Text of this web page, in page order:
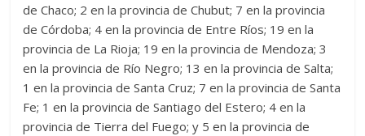
de Chaco; 2 en la provincia de Chubut; 7 en la provincia
de Córdoba; 4 en la provincia de Entre Ríos; 19 en la
provincia de La Rioja; 19 en la provincia de Mendoza; 3
en la provincia de Río Negro; 13 en la provincia de Salta;
1 en la provincia de Santa Cruz; 7 en la provincia de Santa
Fe; 1 en la provincia de Santiago del Estero; 4 en la
provincia de Tierra del Fuego; y 5 en la provincia de